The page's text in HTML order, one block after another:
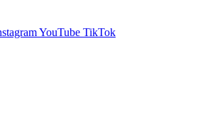
YouTube TikTok